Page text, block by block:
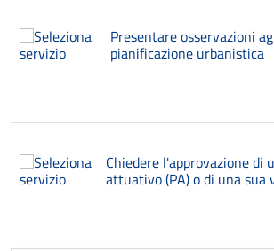
Presentare osservazioni
pianificazione urbanistica
Chiedere l'approvazione di
attuativo (PA) o di una sua